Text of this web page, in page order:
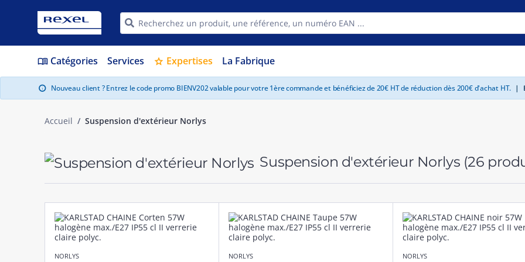
menu_book Catégories Services star Expertises La Fabrique
info Nouveau client ? Entrez le code promo BIENV202 valable pour votre 1ère commande et bénéficiez de 20€ HT de réduction dès 200€ d'achat HT. |
Accueil Suspension d'extérieur Norlys
Suspension d'extérieur Norlys (26
NORLYS NORLYS NORLYS